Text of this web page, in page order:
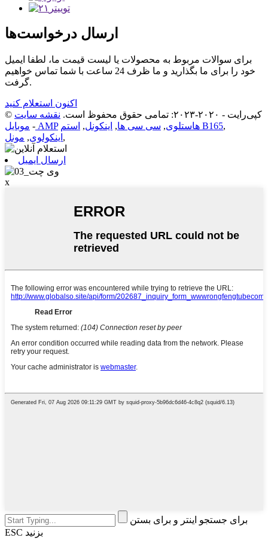
ارسال درخواست‌ها
برای سوالات مربوط به محصولات یا لیست قیمت ما، لطفا ایمیل
خود را برای ما بگذارید و ما ظرف 24 ساعت با شما تماس خواهیم
گرفت.
اکنون استعلام کنید
© کپی‌رایت - ۲۰۲۰-۲۰۲۳: تمامی حقوق محفوظ است.
نقشه سایت
- موبایل AMP هاستلوی, سی سی ها, اینکونل, استم B165,
اینکولوی, مونل ,
ارسال ایمیل
x
برای جستجو اینتر و برای بستن
ESC بزنید